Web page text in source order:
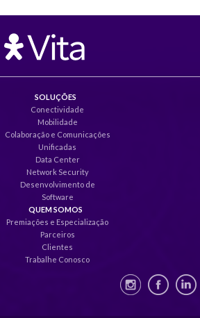
SOLUÇÕES
Conectividade
Mobilidade
Colaboração e Comunicações
Unificadas
Data Center
Network Security
Desenvolvimento de
Software
QUEM SOMOS
Premiações e Especialização
Parceiros
Clientes
Trabalhe Conosco